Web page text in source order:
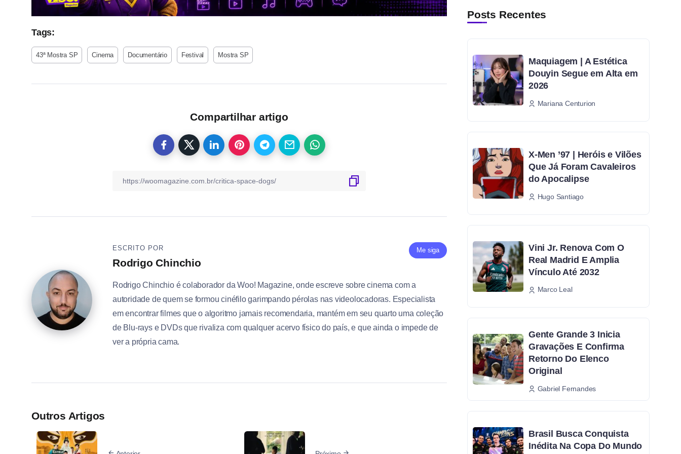
Tags:
43ª Mostra SP Cinema Documentário Festival Mostra SP
Compartilhar artigo
Me siga
ESCRITO POR
Rodrigo Chinchio
Rodrigo Chinchio é colaborador da Woo! Magazine, onde escreve sobre cinema com a
autoridade de quem se formou cinéfilo garimpando pérolas nas videolocadoras. Especialista
em encontrar filmes que o algoritmo jamais recomendaria, mantém em seu quarto uma coleção
de Blu-rays e DVDs que rivaliza com qualquer acervo físico do país, e que ainda o impede de
ver a própria cama.
Outros Artigos
Posts Recentes
Maquiagem | A Estética
Douyin Segue em Alta em
2026
Mariana Centurion
X-Men ’97 | Heróis e Vilões
Que Já Foram Cavaleiros
do Apocalipse
Hugo Santiago
Vini Jr. Renova Com O
Real Madrid E Amplia
Vínculo Até 2032
Marco Leal
Gente Grande 3 Inicia
Gravações E Confirma
Retorno Do Elenco
Original
Gabriel Fernandes
Brasil Busca Conquista
Inédita Na Copa Do Mundo